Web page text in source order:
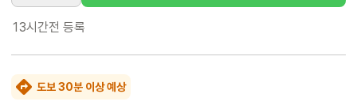
13시간전 등록
도보 30분 이상 예상